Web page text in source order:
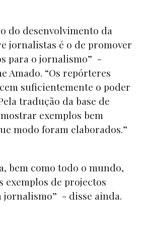
do desenvolvimento da
jornalistas é o de promover
para o jornalismo” -
Amado. “Os repórteres
suficientemente o poder
tradução da base de
exemplos bem
modo foram elaborados.”
bem como todo o mundo,
exemplos de projectos
jornalismo” - disse ainda.